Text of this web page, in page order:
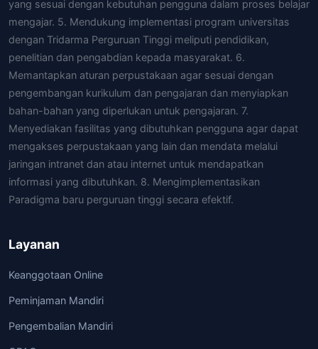
yang sesuai dengan kebutuhan pengguna dalam proses belajar
mengajar. 5. Mendukung implementasi program universitas
dengan Tridarma Perguruan Tinggi meliputi pendidikan,
penelitian dan pengabdian kepada masyarakat. 6.
Memantapkan aturan perpustakaan agar sesuai dengan
pengembangan kurikulum dan pengajaran dan menyiapkan
bahan-bahan yang diperlukan untuk pengajaran. 7.
Menyediakan fasilitas yang dibutuhkan pengguna agar dapat
mengakses perpustakaan yang lain dan mendata melalui
jaringan intranet dan atau internet untuk mendapatkan
informasi yang dibutuhkan. 8. Mengimplementasikan
Paradigma baru perguruan tinggi secara efektif.
Layanan
Keanggotaan Online
Peminjaman Mandiri
Pengembalian Mandiri